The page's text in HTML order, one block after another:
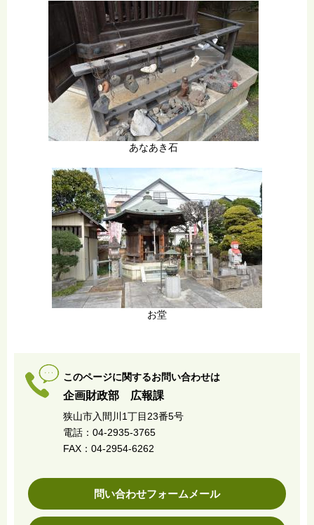
あなあき石
お堂
このページに関するお問い合わせは
企画財政部 広報課
狭山市入間川1丁目23番5号
電話：04-2935-3765
FAX：04-2954-6262
問い合わせフォームメール